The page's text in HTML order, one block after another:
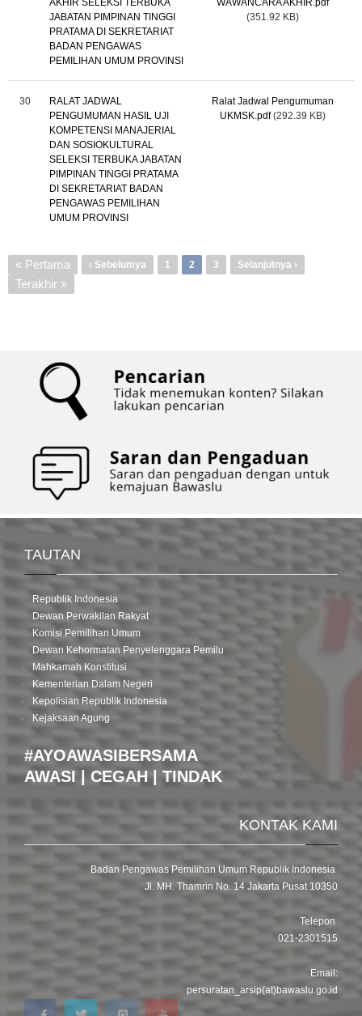
AKHIR SELEKSI TERBUKA
JABATAN PIMPINAN TINGGI
PRATAMA DI SEKRETARIAT
BADAN PENGAWAS
PEMILIHAN UMUM PROVINSI
WAWANCARA AKHIR.pdf
(351.92 KB)
30
RALAT JADWAL
PENGUMUMAN HASIL UJI
KOMPETENSI MANAJERIAL
DAN SOSIOKULTURAL
SELEKSI TERBUKA JABATAN
PIMPINAN TINGGI PRATAMA
DI SEKRETARIAT BADAN
PENGAWAS PEMILIHAN
UMUM PROVINSI
Ralat Jadwal Pengumuman
UKMSK.pdf (292.39 KB)
Pagination
First
page
« Pertama
Previous
‹ Sebelumya Page
1 2 Page
3
Next
Selanjutnya ›
Last
Terakhir »
TAUTAN
Republik Indonesia
Dewan Perwakilan Rakyat
Komisi Pemilihan Umum
Dewan Kehormatan Penyelenggara Pemilu
Mahkamah Konstitusi
Kementerian Dalam Negeri
Kepolisian Republik Indonesia
Kejaksaan Agung
#AYOAWASIBERSAMA
AWASI | CEGAH | TINDAK
KONTAK KAMI
Badan Pengawas Pemilihan Umum Republik Indonesia
Jl. MH. Thamrin No. 14 Jakarta Pusat 10350
Telepon
021-2301515
Email:
persuratan_arsip(at)bawaslu.go.id